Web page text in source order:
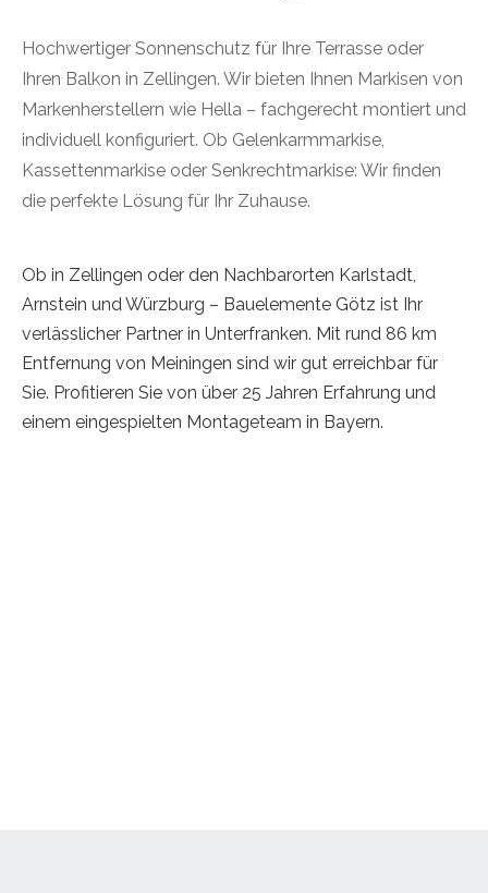
Hochwertiger Sonnenschutz für Ihre Terrasse oder
Ihren Balkon in Zellingen. Wir bieten Ihnen Markisen von
Markenherstellern wie Hella – fachgerecht montiert und
individuell konfiguriert. Ob Gelenkarmmarkise,
Kassettenmarkise oder Senkrechtmarkise: Wir finden
die perfekte Lösung für Ihr Zuhause.
Ob in Zellingen oder den Nachbarorten Karlstadt,
Arnstein und Würzburg – Bauelemente Götz ist Ihr
verlässlicher Partner in Unterfranken. Mit rund 86 km
Entfernung von Meiningen sind wir gut erreichbar für
Sie. Profitieren Sie von über 25 Jahren Erfahrung und
einem eingespielten Montageteam in Bayern.